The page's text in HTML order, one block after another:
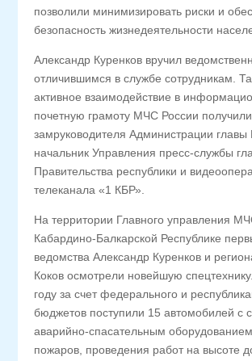
позволили минимизировать риски и
безопасность жизнедеятельности
Александр Куренков вручил
отличившимся в службе сотрудникам.
активное взаимодействие в
почетную грамоту МЧС России получили
замруководителя Администрации
начальник Управления пресс-службы
Правительства республики и
телеканала «1 КБР».
На территории Главного управления
Кабардино-Балкарской Республике
ведомства Александр Куренков и
Коков осмотрели новейшую
году за счет федерального и
бюджетов поступили 15 автомобилей с
аварийно-спасательным
пожаров, проведения работ на высоте